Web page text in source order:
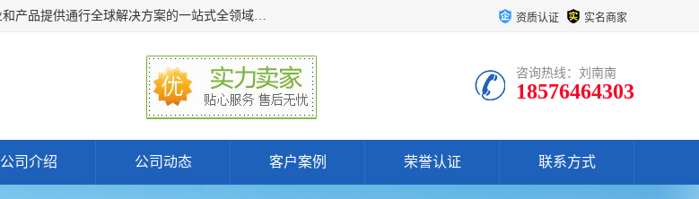
深圳万检通科技有限公司主营:iso9001质量认证机构及质检报告流程，为众多行业和产品提供通行全球解决方案的一站式全领域公共检测、鉴定、验货、srrc认证,质量检测认证及CE认证公司，帮助企业应对全球各种技术贸易壁垒，提升企业竞争优势，满足其对品质的高标准要求。 资质认证 实名商家
咨询热线：刘南南
18576464303
公司介绍 公司动态 客户案例 荣誉认证 联系方式